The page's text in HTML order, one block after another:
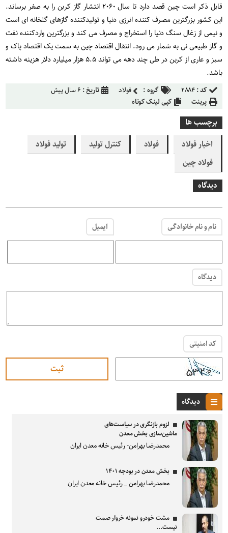
قابل ذکر است چین قصد دارد تا سال ۲۰۶۰ انتشار گاز کربن را به صفر برساند.
این کشور بزرگترین مصرف کننده انرژی دنیا و تولیدکننده گازهای گلخانه ای است
و نیمی از زغال سنگ دنیا را استخراج و مصرف می کند و بزرگترین واردکننده نفت
و گاز طبیعی نی به شمار می رود. انتقال اقتصاد چین به سمت یک اقتصاد پاک و
سبز و عاری از کربن در طی چند دهه می تواند ۵.۵ هزار میلیارد دلار هزینه داشته
باشد.
کد :۲۸۸۴ گروه : فولاد تاریخ : ۶ سال پیش
پرینت
کپی لینک کوتاه
برچسب ها
اخبار فولاد
فولاد کنترل تولید
تولید فولاد
فولاد چین
دیدگاه
نام و نام خانوادگی ایمیل
دیدگاه
کد امنیتی
دیدگاه
لزوم بازنگری در سیاست‌های
ماشین‌سازی بخش معدن
محمدرضا بهرامن- رئیس خانه معدن ایران
بخش معدن در بودجه ۱۴۰۱
محمدرضا بهرامن _ رئیس خانه معدن ایران
مشت خودرو نمونه خروار صمت
نیست...